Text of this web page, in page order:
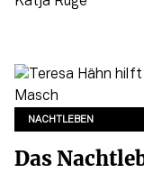
NACHTLEBEN
Das